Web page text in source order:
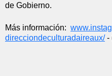
de Gobierno.
Más información:
direcciondeculturadaireaux/ -